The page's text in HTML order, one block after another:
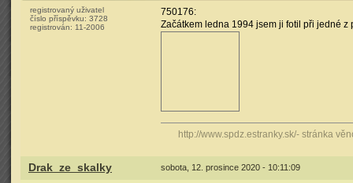
registrovaný uživatel
číslo příspěvku: 3728
registrován: 11-2006
750176:
Začátkem ledna 1994 jsem ji fotil při jedné
http://www.spdz.estranky.sk/- stránka
Drak_ze_skalky sobota, 12. prosince 2020 - 10:11:09